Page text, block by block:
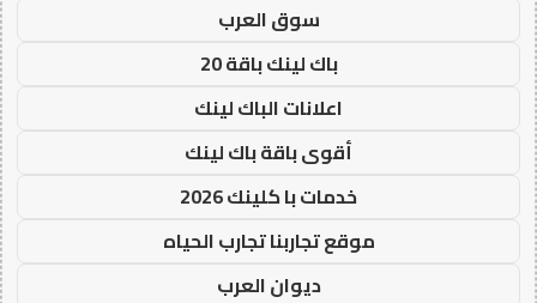
سوق العرب
باك لينك باقة 20
اعلانات الباك لينك
أقوى باقة باك لينك
خدمات با كلينك 2026
موقع تجاربنا تجارب الحياه
ديوان العرب